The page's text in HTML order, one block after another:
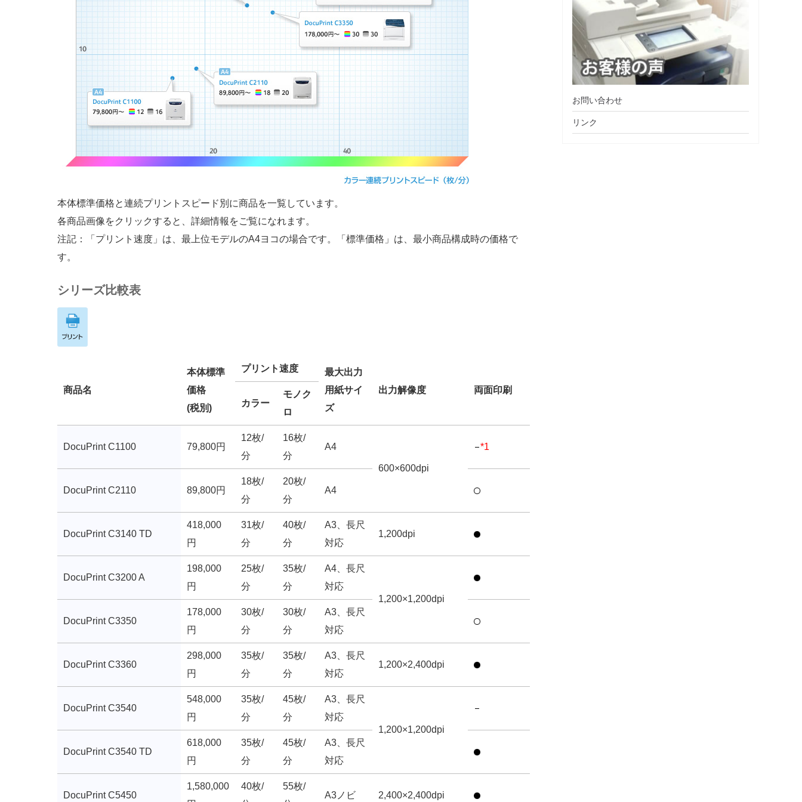
本体標準価格と連続プリントスピード別に商品を一覧しています。
各商品画像をクリックすると、詳細情報をご覧になれます。
注記：「プリント速度」は、最上位モデルのA4ヨコの場合です。「標準価格」は、最小商品構成時の価格で
す。
シリーズ比較表
商品名
本体標準
価格
(税別)
プリント速度
最大出力
用紙サイ
ズ
出力解像度
両面印刷
カラー
モノク
ロ
DocuPrint C1100 79,800円
12枚/
分
16枚/
分
A4
600×600dpi
*1
DocuPrint C2110 89,800円
18枚/
分
20枚/
分
A4
DocuPrint C3140 TD
418,000
円
31枚/
分
40枚/
分
A3、長尺
対応
1,200dpi
DocuPrint C3200 A
198,000
円
25枚/
分
35枚/
分
A4、長尺
対応
1,200×1,200dpi
DocuPrint C3350
178,000
円
30枚/
分
30枚/
分
A3、長尺
対応
DocuPrint C3360
298,000
円
35枚/
分
35枚/
分
A3、長尺
対応
1,200×2,400dpi
DocuPrint C3540
548,000
円
35枚/
分
45枚/
分
A3、長尺
対応
1,200×1,200dpi
DocuPrint C3540 TD
618,000
円
35枚/
分
45枚/
分
A3、長尺
対応
DocuPrint C5450
1,580,000
40枚/
55枚/
A3ノビ 2,400×2,400dpi
お問い合わせ
リンク